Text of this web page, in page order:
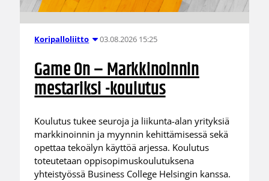
Koripalloliitto 03.08.2026 15:25
Game On – Markkinoinnin
mestariksi -koulutus
Koulutus tukee seuroja ja liikunta-alan yrityksiä
markkinoinnin ja myynnin kehittämisessä sekä
opettaa tekoälyn käyttöä arjessa. Koulutus
toteutetaan oppisopimuskoulutuksena
yhteistyössä Business College Helsingin kanssa.